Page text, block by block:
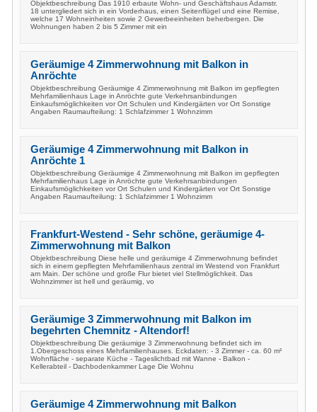
Objektbeschreibung Das 1910 erbaute Wohn- und Geschäftshaus Adamstr.
18 untergliedert sich in ein Vorderhaus, einen Seitenflügel und eine Remise,
welche 17 Wohneinheiten sowie 2 Gewerbeeinheiten beherbergen. Die
Wohnungen haben 2 bis 5 Zimmer mit ein
Geräumige 4 Zimmerwohnung mit Balkon in
Anröchte
Objektbeschreibung Geräumige 4 Zimmerwohnung mit Balkon im gepflegten
Mehrfamilienhaus Lage in Anröchte gute Verkehrsanbindungen
Einkaufsmöglichkeiten vor Ort Schulen und Kindergärten vor Ort Sonstige
Angaben Raumaufteilung: 1 Schlafzimmer 1 Wohnzimm
Geräumige 4 Zimmerwohnung mit Balkon in
Anröchte 1
Objektbeschreibung Geräumige 4 Zimmerwohnung mit Balkon im gepflegten
Mehrfamilienhaus Lage in Anröchte gute Verkehrsanbindungen
Einkaufsmöglichkeiten vor Ort Schulen und Kindergärten vor Ort Sonstige
Angaben Raumaufteilung: 1 Schlafzimmer 1 Wohnzimm
Frankfurt-Westend - Sehr schöne, geräumige 4-
Zimmerwohnung mit Balkon
Objektbeschreibung Diese helle und geräumige 4 Zimmerwohnung befindet
sich in einem gepflegten Mehrfamilienhaus zentral im Westend von Frankfurt
am Main. Der schöne und große Flur bietet viel Stellmöglichkeit. Das
Wohnzimmer ist hell und geräumig, vo
Geräumige 3 Zimmerwohnung mit Balkon im
begehrten Chemnitz - Altendorf!
Objektbeschreibung Die geräumige 3 Zimmerwohnung befindet sich im
1.Obergeschoss eines Mehrfamilienhauses. Eckdaten: - 3 Zimmer - ca. 60 m²
Wohnfläche - separate Küche - Tageslichtbad mit Wanne - Balkon -
Kellerabteil - Dachbodenkammer Lage Die Wohnu
Geräumige 4 Zimmerwohnung mit Balkon